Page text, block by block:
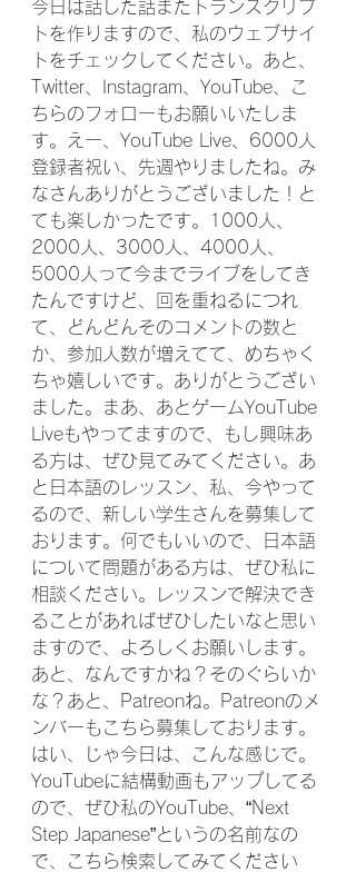
今日は話した話またトランスクリプ
トを作りますので、私のウェブサイ
トをチェックしてください。あと、
Twitter、Instagram、YouTube、こ
ちらのフォローもお願いいたしま
す。えー、YouTube Live、6000人
登録者祝い、先週やりましたね。み
なさんありがとうございました！と
ても楽しかったです。1000人、
2000人、3000人、4000人、
5000人って今までライブをしてき
たんですけど、回を重ねるにつれ
て、どんどんそのコメントの数と
か、参加人数が増えてて、めちゃく
ちゃ嬉しいです。ありがとうござい
ました。まあ、あとゲームYouTube
Liveもやってますので、もし興味あ
る方は、ぜひ見てみてください。あ
と日本語のレッスン、私、今やって
るので、新しい学生さんを募集して
おります。何でもいいので、日本語
について問題がある方は、ぜひ私に
相談ください。レッスンで解決でき
ることがあればぜひしたいなと思い
ますので、よろしくお願いします。
あと、なんですかね？そのぐらいか
な？あと、Patreonね。Patreonのメ
ンバーもこちら募集しております。
はい、じゃ今日は、こんな感じで。
YouTubeに結構動画もアップしてる
ので、ぜひ私のYouTube、“Next
Step Japanese”というの名前なの
で、こちら検索してみてください